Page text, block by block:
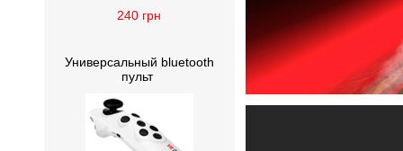
240 грн
Универсальный bluetooth
пульт